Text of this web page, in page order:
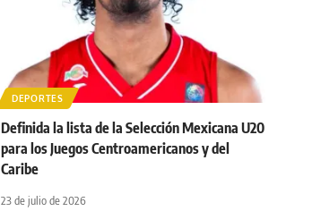
DEPORTES
Definida la lista de la Selección Mexicana U20
para los Juegos Centroamericanos y del
Caribe
23 de julio de 2026